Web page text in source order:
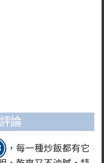
論
，每一種炒飯都有它